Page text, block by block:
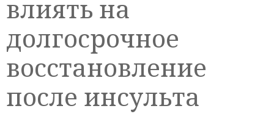
влиять на
долгосрочное
восстановление
после инсульта